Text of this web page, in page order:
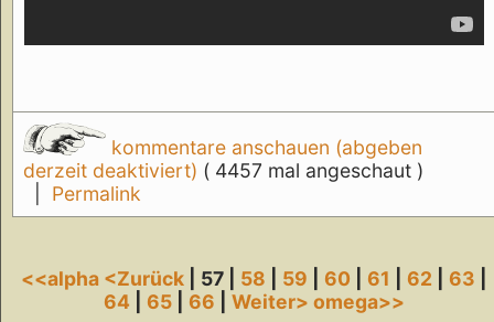
kommentare anschauen (abgeben
derzeit deaktiviert) ( 4457 mal angeschaut )
Permalink
<<alpha <Zurück | 57 | 58 59 60 61 62 63
64
65 66 |Weiter>omega>>